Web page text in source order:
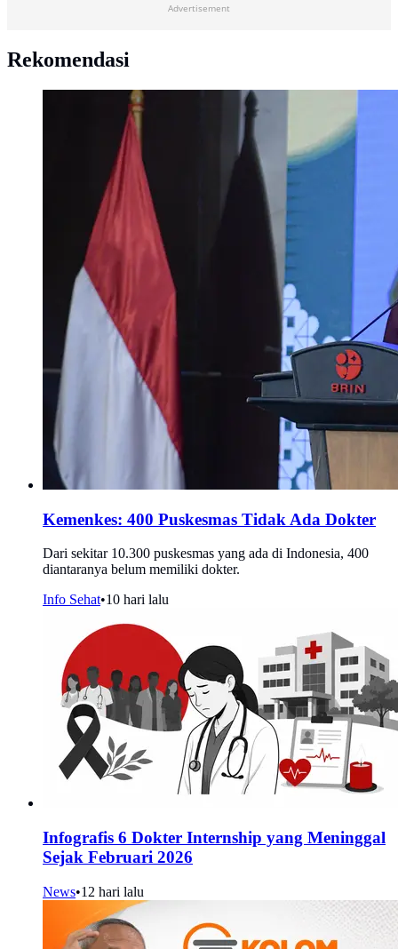
Advertisement
Rekomendasi
Kemenkes: 400 Puskesmas Tidak Ada Dokter
Dari sekitar 10.300 puskesmas yang ada di Indonesia, 400
diantaranya belum memiliki dokter.
Info Sehat•10 hari lalu
Infografis 6 Dokter Internship yang Meninggal
Sejak Februari 2026
News•12 hari lalu